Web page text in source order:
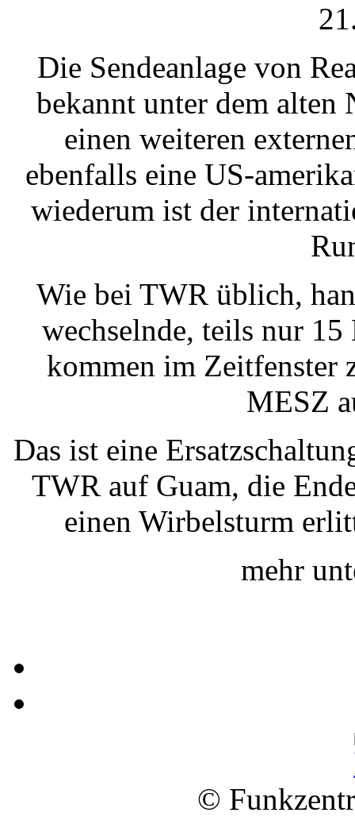
Die Sendeanlage von
bekannt unter dem alten
einen weiteren
ebenfalls eine US-
wiederum ist der
Wie bei TWR üblich,
wechselnde, teils nur
kommen im Zeitfenster
MESZ
Das ist eine
TWR auf Guam, die
einen Wirbelsturm
mehr
©